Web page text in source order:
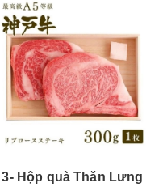
3- Hộp quà Thăn Lưng